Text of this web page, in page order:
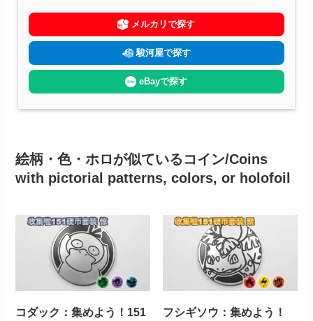
メルカリで探す
駿河屋で探す
eBayで探す
絵柄・色・ホロが似ているコイン/Coins
with pictorial patterns, colors, or holofoil
コダック：集めよう！151
フシギソウ：集めよう！